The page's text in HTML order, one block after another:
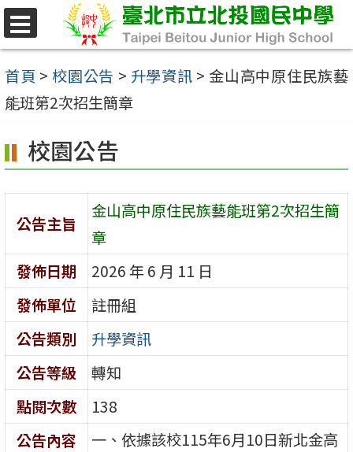
跳
至
主
要
容
區
首頁 > 校園公告 > 升學資訊 > 金山高中原住民族藝
能班第2次招生簡章
校園公告
公告主旨
金山高中原住民族藝能班第2次招生簡
章
發佈日期
2026 年 6 月 11 日
發佈單位
註冊組
公告類別
升學資訊
公告等級
轉知
點閱次數
138
公告內容
一、依據該校115年6月10日新北金高
選
單